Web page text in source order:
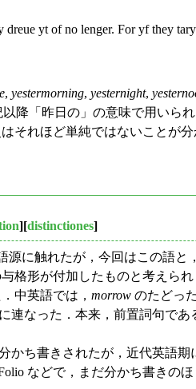
yt of no lenger. For yf they
, yestermorning, yesternight,
降「昨日の」の意味で用いら
それほど単純ではないことが分
][distinctiones]
源に触れたが，今回はこの語と
格形が付加したものと考えら
中英語では， morrow のたどっ
に連なった．本来，前置詞句で
かち書きされたが，近代英語期
などで，まだ分かち書き